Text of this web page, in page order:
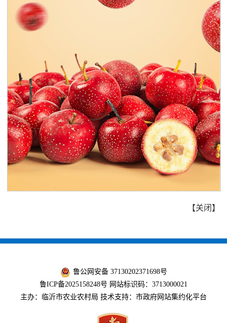
【关闭 】
鲁公网安备 37130202371698号
鲁ICP备2025158248号 网站标识码：3713000021
主办：临沂市农业农村局 技术支持：市政府网站集约化平台